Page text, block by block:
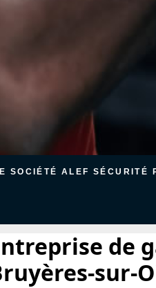
SOCIÉTÉ ALEF SÉCURITÉ
de
sur-